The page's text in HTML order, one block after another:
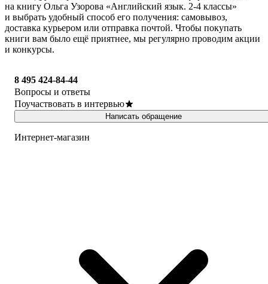
на книгу Ольга Узорова «Английский язык. 2-4 классы»
и выбрать удобный способ его получения: самовывоз,
доставка курьером или отправка почтой. Чтобы покупать
книги вам было ещё приятнее, мы регулярно проводим акции
и конкурсы.
8 495 424-84-44
Вопросы и ответы
Поучаствовать в интервью
Написать обращение
Интернет-магазин